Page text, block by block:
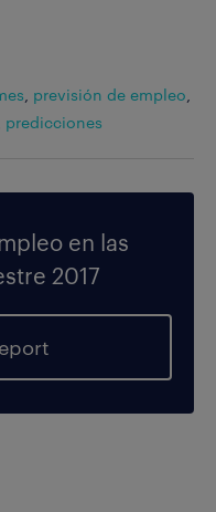
previsión de empleo
predicciones
en las
2017